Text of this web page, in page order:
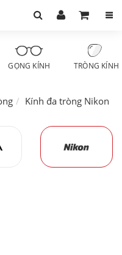
GỌNG KÍNH TRÒNG KÍNH
Kính đa tròng Nikon